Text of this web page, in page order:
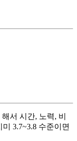
서 시간, 노력, 비
3.7~3.8 수준이면